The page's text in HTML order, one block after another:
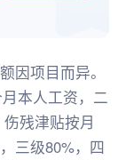
因项目而异。
本人工资，二
残津贴按月
三级80%，四